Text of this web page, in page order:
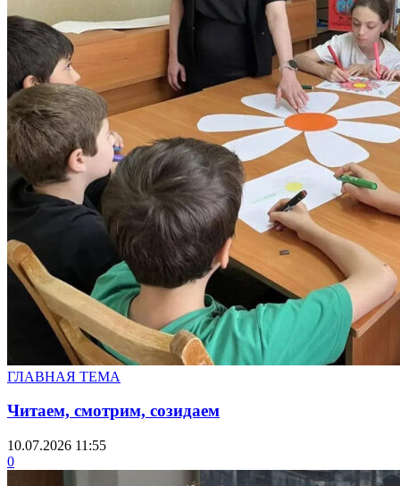
ГЛАВНАЯ ТЕМА
Читаем, смотрим, созидаем
10.07.2026 11:55
0